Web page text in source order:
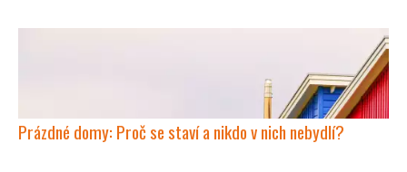
Prázdné domy: Proč se staví a nikdo v nich nebydlí?